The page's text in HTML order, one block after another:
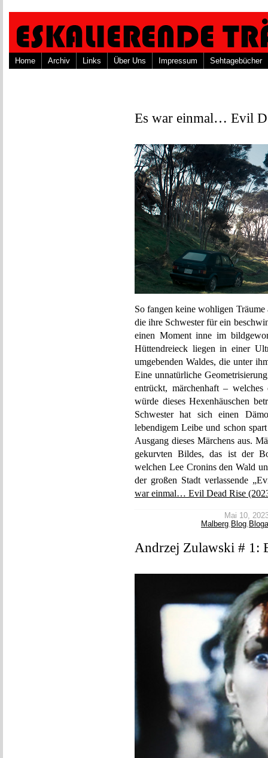
Home Archiv Links Über Uns Impressum Sehtagebücher
Es war einmal… Evil
So fangen keine wohligen
die ihre Schwester für ein
einen Moment inne im
Hüttendreieck liegen in einer
umgebenden Waldes, die unter
Eine unnatürliche
entrückt, märchenhaft –
würde dieses Hexenhäuschen
Schwester hat sich einen
lebendigem Leibe und schon
Ausgang dieses Märchens aus.
gekurvten Bildes, das ist der
welchen Lee Cronins den Wald
der großen Stadt verlassende
war einmal… Evil Dead Rise
Mai 10,
Malberg, Blog,
Andrzej Zulawski # 1: